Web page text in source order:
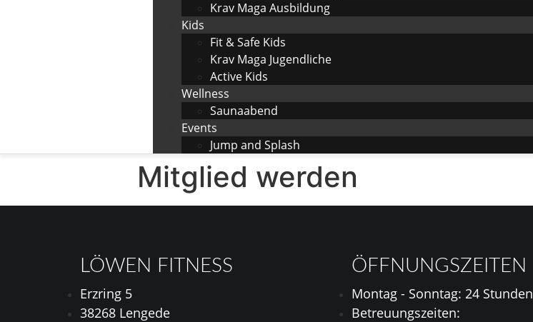
Krav Maga Ausbildung
Kids
Fit & Safe Kids
Krav Maga Jugendliche
Active Kids
Wellness
Saunaabend
Events
Jump and Splash
Mitglied werden
LÖWEN FITNESS
Erzring 5
38268 Lengede
ÖFFNUNGSZEITEN
Montag - Sonntag: 24 Stunden
Betreuungszeiten: